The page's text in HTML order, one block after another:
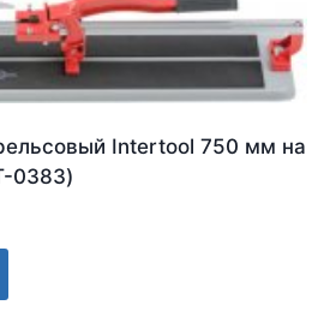
Intertool 750 мм на
0383)